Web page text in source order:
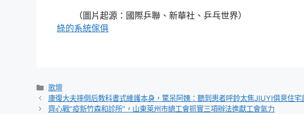
（圖片起源：國際乒聯、新華社、乒乓世界）
綠的系統傢俱
分
類
歌壇
康復大夫摔倒后教科書式維護本身，驚呆阿姨：聽到患者呼鈴太焦JIUYI俱意住宅
齊心戰“疫新竹森和診所”，山東萊州市總工會抓實三項辦法進獻工會氣力